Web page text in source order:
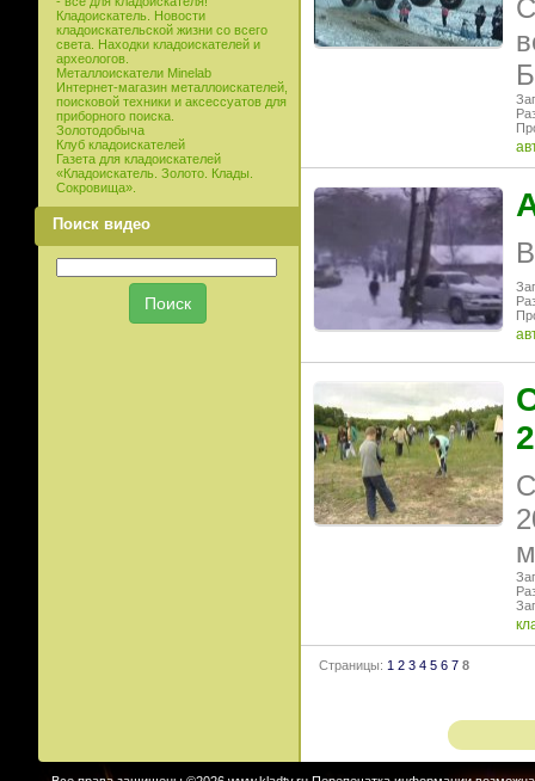
Кладоискатель. Новости
кладоискательской жизни со всего
света. Находки кладоискателей и
археологов.
Металлоискатели Minelab
Интернет-магазин металлоискателей,
поисковой техники и аксессуатов для
приборного поиска.
Золотодобыча
Клуб кладоискателей
Газета для кладоискателей
«Кладоискатель. Золото. Клады.
Сокровища».
Поиск видео
Страницы: 1 2 3 4 5 6 7 8